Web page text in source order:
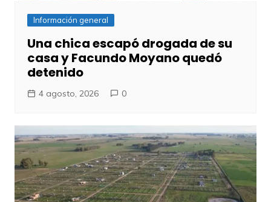
Información general
Una chica escapó drogada de su
casa y Facundo Moyano quedó
detenido
4 agosto, 2026 0